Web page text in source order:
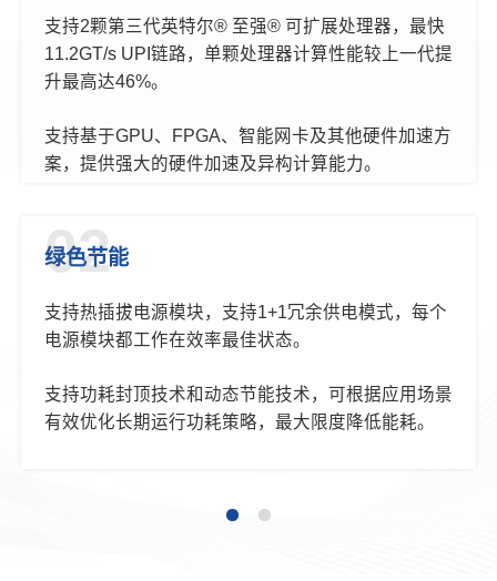
支持2颗第三代英特尔® 至强® 可扩展处理器，最快
11.2GT/s UPI链路，单颗处理器计算性能较上一代提
升最高达46%。
支持基于GPU、FPGA、智能网卡及其他硬件加速方
案，提供强大的硬件加速及异构计算能力。
3200MHz。内存带宽比上一代产品提升60%，同时
满足大容量内存应用需求。
支持8个2.5英寸SATA/SAS硬盘，其中4个可支持U.2
支持6个PCIe 4.0扩展插槽 ，满足用户提供灵活IO配
02
绿色节能
支持热插拔电源模块，支持1+1冗余供电模式，每个
电源模块都工作在效率最佳状态。
支持功耗封顶技术和动态节能技术，可根据应用场景
有效优化长期运行功耗策略，最大限度降低能耗。